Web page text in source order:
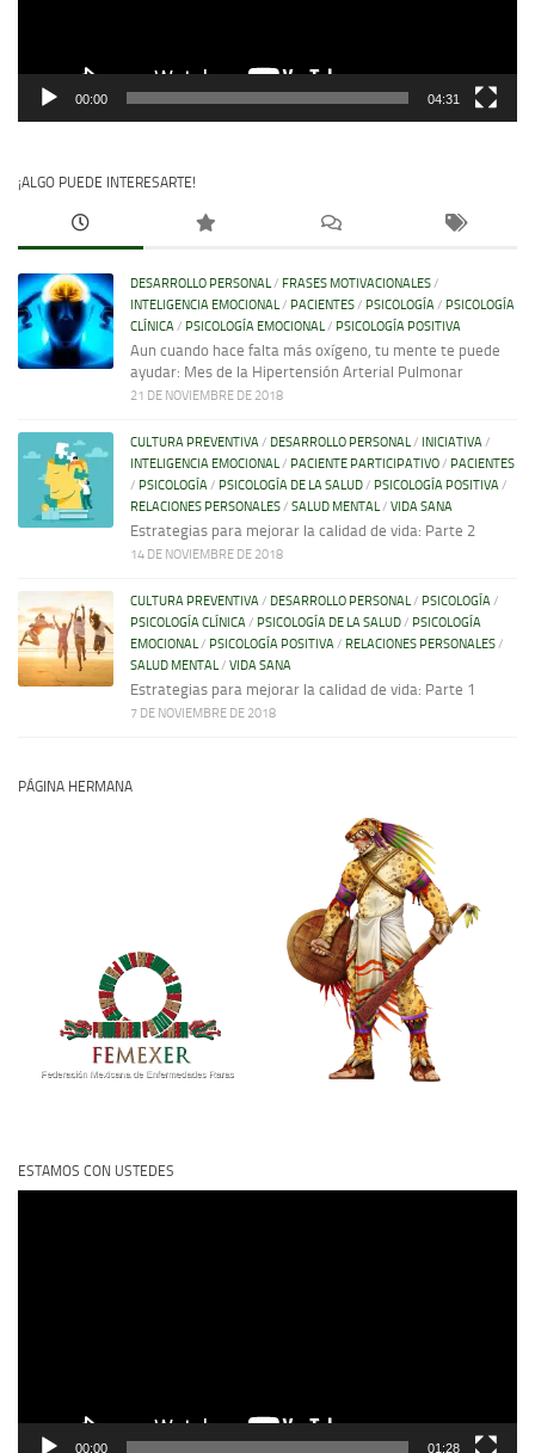
00:00 04:31
¡ALGO PUEDE INTERESARTE!
DESARROLLO PERSONAL/ FRASES MOTIVACIONALES/
INTELIGENCIA EMOCIONAL/ PACIENTES/ PSICOLOGÍA/ PSICOLOGÍA
CLÍNICA/ PSICOLOGÍA EMOCIONAL/ PSICOLOGÍA POSITIVA
Aun cuando hace falta más oxígeno, tu mente te puede
ayudar: Mes de la Hipertensión Arterial Pulmonar
21 DE NOVIEMBRE DE 2018
CULTURA PREVENTIVA/ DESARROLLO PERSONAL/ INICIATIVA/
INTELIGENCIA EMOCIONAL/ PACIENTE PARTICIPATIVO/ PACIENTES
/ PSICOLOGÍA/ PSICOLOGÍA DE LA SALUD/ PSICOLOGÍA POSITIVA/
RELACIONES PERSONALES/ SALUD MENTAL/ VIDA SANA
Estrategias para mejorar la calidad de vida: Parte 2
14 DE NOVIEMBRE DE 2018
CULTURA PREVENTIVA/ DESARROLLO PERSONAL/ PSICOLOGÍA/
PSICOLOGÍA CLÍNICA/ PSICOLOGÍA DE LA SALUD/ PSICOLOGÍA
EMOCIONAL/ PSICOLOGÍA POSITIVA/ RELACIONES PERSONALES/
SALUD MENTAL/ VIDA SANA
Estrategias para mejorar la calidad de vida: Parte 1
7 DE NOVIEMBRE DE 2018
PÁGINA HERMANA
ESTAMOS CON USTEDES
00:00 01:28